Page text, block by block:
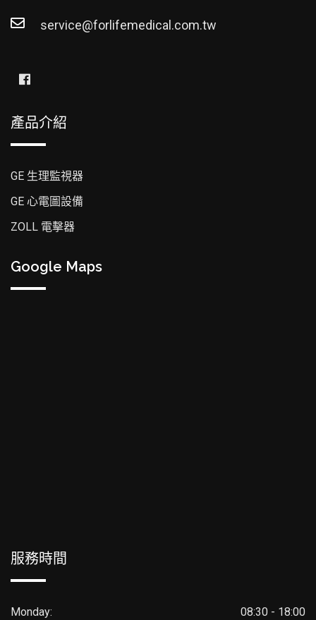
service@forlifemedical.com.tw
產品介紹
GE 生理監視器
GE 心電圖設備
ZOLL 電擊器
Google Maps
服務時間
Monday: 08:30 - 18:00